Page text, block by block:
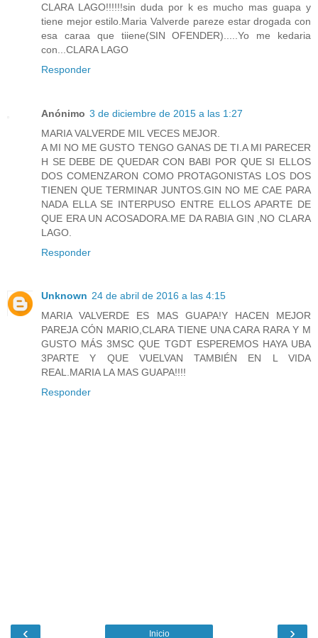
CLARA LAGO!!!!!!sin duda por k es mucho mas guapa y
tiene mejor estilo.Maria Valverde pareze estar drogada con
esa caraa que tiiene(SIN OFENDER).....Yo me kedaria
con...CLARA LAGO
Responder
Anónimo 3 de diciembre de 2015 a las 1:27
MARIA VALVERDE MIL VECES MEJOR.
A MI NO ME GUSTO TENGO GANAS DE TI.A MI PARECER
H SE DEBE DE QUEDAR CON BABI POR QUE SI ELLOS
DOS COMENZARON COMO PROTAGONISTAS LOS DOS
TIENEN QUE TERMINAR JUNTOS.GIN NO ME CAE PARA
NADA ELLA SE INTERPUSO ENTRE ELLOS APARTE DE
QUE ERA UN ACOSADORA.ME DA RABIA GIN ,NO CLARA
LAGO.
Responder
Unknown 24 de abril de 2016 a las 4:15
MARIA VALVERDE ES MAS GUAPA!Y HACEN MEJOR
PAREJA CÓN MARIO,CLARA TIENE UNA CARA RARA Y M
GUSTO MÁS 3MSC QUE TGDT ESPEREMOS HAYA UBA
3PARTE Y QUE VUELVAN TAMBIÉN EN L VIDA
REAL.MARIA LA MAS GUAPA!!!!
Responder
‹ ›
Inicio